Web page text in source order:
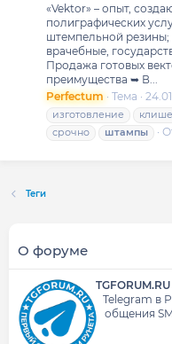
«Vektor» – опыт,
полиграфических
штемпельной
врачебные,
Продажа готовых
преимущества ➥ В...
Perfectum
Тема
изготовление
клише
срочно
штампы
Теги
О форуме
TGFORUM.RU
Telegram в
общения